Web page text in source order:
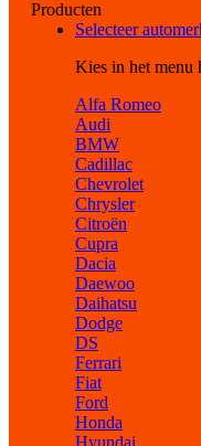
Producten
Selecteer
Kies in het menu
Alfa Romeo
Audi
BMW
Cadillac
Chevrolet
Chrysler
Citroën
Cupra
Dacia
Daewoo
Daihatsu
Dodge
DS
Ferrari
Fiat
Ford
Honda
Hyundai